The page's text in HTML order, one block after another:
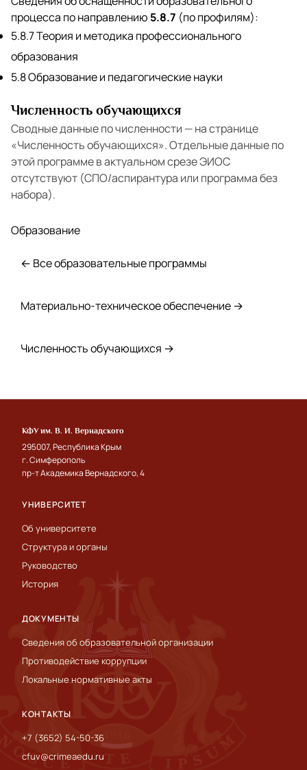
процесса по направлению 5.8.7 (по профилям):
5.8.7 Теория и методика профессионального
образования
5.8 Образование и педагогические науки
Численность обучающихся
Сводные данные по численности — на странице
«Численность обучающихся». Отдельные данные по
этой программе в актуальном срезе ЭИОС
отсутствуют (СПО/аспирантура или программа без
набора).
Образование
← Все образовательные программы
Материально-техническое обеспечение →
Численность обучающихся →
КФУ им. В. И. Вернадского
295007, Республика Крым
г. Симферополь
пр-т Академика Вернадского, 4
УНИВЕРСИТЕТ
Об университете
Структура и органы
Руководство
История
ДОКУМЕНТЫ
Сведения об образовательной организации
Противодействие коррупции
Локальные нормативные акты
КОНТАКТЫ
+7 (3652) 54-50-36
cfuv@crimeaedu.ru